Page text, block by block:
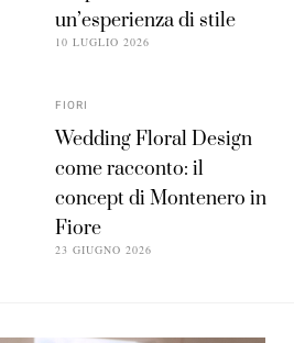
un’esperienza di stile
10 LUGLIO 2026
FIORI
Wedding Floral Design
come racconto: il
concept di Montenero in
Fiore
23 GIUGNO 2026